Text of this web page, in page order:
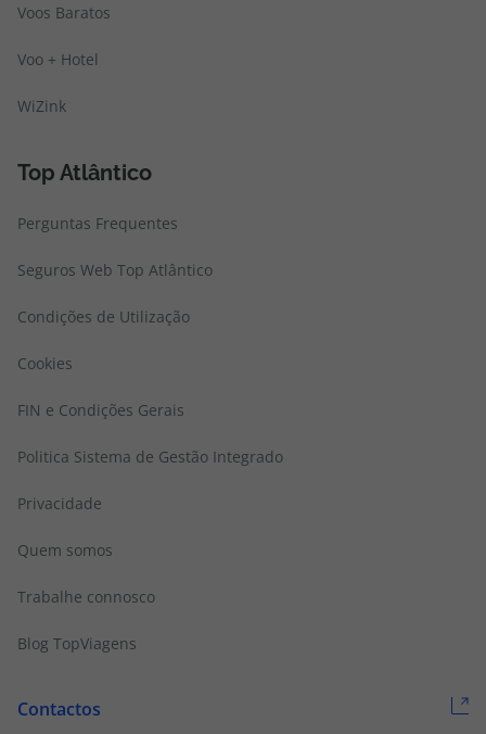
Voos Baratos
Voo + Hotel
WiZink
Top Atlântico
Perguntas Frequentes
Seguros Web Top Atlântico
Condições de Utilização
Cookies
FIN e Condições Gerais
Politica Sistema de Gestão Integrado
Privacidade
Quem somos
Trabalhe connosco
Blog TopViagens
Contactos